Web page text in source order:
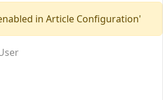
in Article Configuration'